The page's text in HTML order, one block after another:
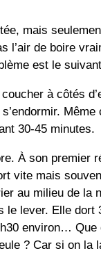
mais
l’air de boire
est le
à côtés
Même
30-45 minutes.
À son premier
vite mais
au milieu de la
le lever. Elle dort
environ…
? Car si on la